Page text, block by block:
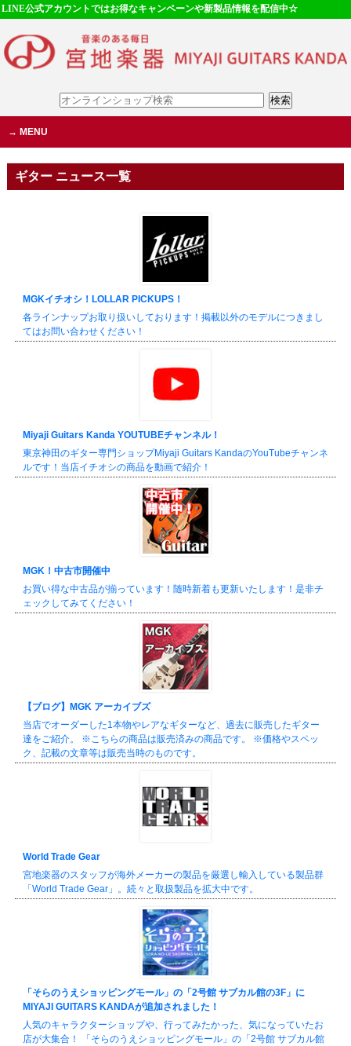
LINE公式アカウントではお得なキャンペーンや新製品情報を配信中☆
MENU
ギター ニュース一覧
MGKイチオシ！LOLLAR PICKUPS！
各ラインナップお取り扱いしております！掲載以外のモデルにつきまし
てはお問い合わせください！
Miyaji Guitars Kanda YOUTUBEチャンネル！
東京神田のギター専門ショップMiyaji Guitars KandaのYouTubeチャンネ
ルです！当店イチオシの商品を動画で紹介！
MGK！中古市開催中
お買い得な中古品が揃っています！随時新着も更新いたします！是非チ
ェックしてみてください！
【ブログ】MGK アーカイブズ
当店でオーダーした1本物やレアなギターなど、過去に販売したギター
達をご紹介。 ※こちらの商品は販売済みの商品です。 ※価格やスペッ
ク、記載の文章等は販売当時のものです。
World Trade Gear
宮地楽器のスタッフが海外メーカーの製品を厳選し輸入している製品群
「World Trade Gear」。続々と取扱製品を拡大中です。
「そらのうえショッピングモール」の「2号館 サブカル館の3F」に
MIYAJI GUITARS KANDAが追加されました！
人気のキャラクターショップや、行ってみたかった、気になっていたお
店が大集合！ 「そらのうえショッピングモール」の「2号館 サブカル館